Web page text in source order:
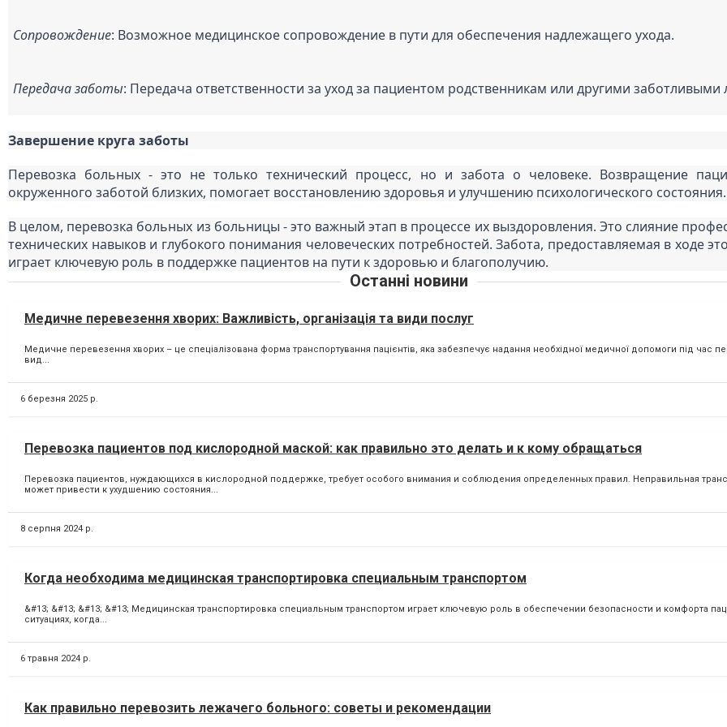
Сопровождение: Возможное медицинское сопровождение в пути для обеспечения надлежащего ухода.
Передача заботы: Передача ответственности за уход за пациентом родственникам или другими заботливыми
Завершение круга заботы
Перевозка больных - это не только технический процесс, но и забота о человеке. Возвращение
окруженного заботой близких, помогает восстановлению здоровья и улучшению психологического состояния.
В целом, перевозка больных из больницы - это важный этап в процессе их выздоровления. Это слияние
технических навыков и глубокого понимания человеческих потребностей. Забота, предоставляемая в ходе
играет ключевую роль в поддержке пациентов на пути к здоровью и благополучию.
Останні новини
Медичне перевезення хворих: Важливість, організація та види послуг
Медичне перевезення хворих – це спеціалізована форма транспортування пацієнтів, яка забезпечує надання необхідної медичної допомоги під час
вид...
6 березня 2025 р.
Перевозка пациентов под кислородной маской: как правильно это делать и к кому обращаться
Перевозка пациентов, нуждающихся в кислородной поддержке, требует особого внимания и соблюдения определенных правил. Неправильная
может привести к ухудшению состояния...
8 серпня 2024 р.
Когда необходима медицинская транспортировка специальным транспортом
&#13; &#13; &#13; &#13; Медицинская транспортировка специальным транспортом играет ключевую роль в обеспечении безопасности и комфорта
ситуациях, когда...
6 травня 2024 р.
Как правильно перевозить лежачего больного: советы и рекомендации